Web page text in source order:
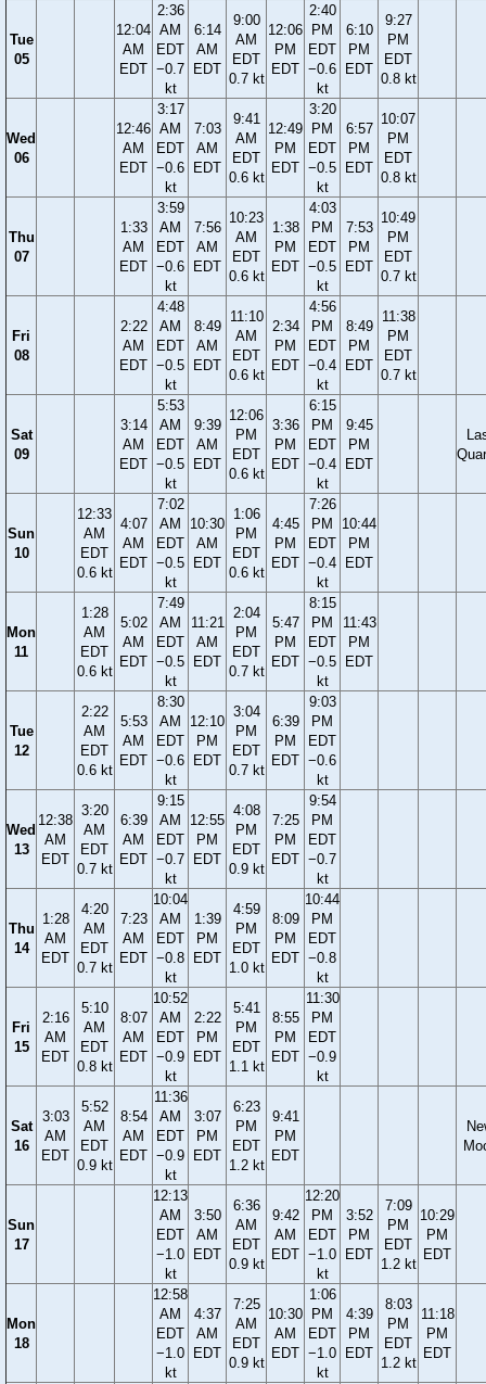
Tue
05
12:04
AM
EDT
2:36
AM
EDT
−0.7
kt
6:14
AM
EDT
9:00
AM
EDT
0.7 kt
12:06
PM
EDT
2:40
PM
EDT
−0.6
kt
6:10
PM
EDT
9:27
PM
EDT
0.8 kt
Wed
06
12:46
AM
EDT
3:17
AM
EDT
−0.6
kt
7:03
AM
EDT
9:41
AM
EDT
0.6 kt
12:49
PM
EDT
3:20
PM
EDT
−0.5
kt
6:57
PM
EDT
10:07
PM
EDT
0.8 kt
Thu
07
1:33
AM
EDT
3:59
AM
EDT
−0.6
kt
7:56
AM
EDT
10:23
AM
EDT
0.6 kt
1:38
PM
EDT
4:03
PM
EDT
−0.5
kt
7:53
PM
EDT
10:49
PM
EDT
0.7 kt
Fri
08
2:22
AM
EDT
4:48
AM
EDT
−0.5
kt
8:49
AM
EDT
11:10
AM
EDT
0.6 kt
2:34
PM
EDT
4:56
PM
EDT
−0.4
kt
8:49
PM
EDT
11:38
PM
EDT
0.7 kt
Sat
09
3:14
AM
EDT
5:53
AM
EDT
−0.5
kt
9:39
AM
EDT
12:06
PM
EDT
0.6 kt
3:36
PM
EDT
6:15
PM
EDT
−0.4
kt
9:45
PM
EDT
Sun
10
12:33
AM
EDT
0.6 kt
4:07
AM
EDT
7:02
AM
EDT
−0.5
kt
10:30
AM
EDT
1:06
PM
EDT
0.6 kt
4:45
PM
EDT
7:26
PM
EDT
−0.4
kt
10:44
PM
EDT
Mon
11
1:28
AM
EDT
0.6 kt
5:02
AM
EDT
7:49
AM
EDT
−0.5
kt
11:21
AM
EDT
2:04
PM
EDT
0.7 kt
5:47
PM
EDT
8:15
PM
EDT
−0.5
kt
11:43
PM
EDT
Tue
12
2:22
AM
EDT
0.6 kt
5:53
AM
EDT
8:30
AM
EDT
−0.6
kt
12:10
PM
EDT
3:04
PM
EDT
0.7 kt
6:39
PM
EDT
9:03
PM
EDT
−0.6
kt
Wed
13
12:38
AM
EDT
3:20
AM
EDT
0.7 kt
6:39
AM
EDT
9:15
AM
EDT
−0.7
kt
12:55
PM
EDT
4:08
PM
EDT
0.9 kt
7:25
PM
EDT
9:54
PM
EDT
−0.7
kt
Thu
14
1:28
AM
EDT
4:20
AM
EDT
0.7 kt
7:23
AM
EDT
10:04
AM
EDT
−0.8
kt
1:39
PM
EDT
4:59
PM
EDT
1.0 kt
8:09
PM
EDT
10:44
PM
EDT
−0.8
kt
Fri
15
2:16
AM
EDT
5:10
AM
EDT
0.8 kt
8:07
AM
EDT
10:52
AM
EDT
−0.9
kt
2:22
PM
EDT
5:41
PM
EDT
1.1 kt
8:55
PM
EDT
11:30
PM
EDT
−0.9
kt
Sat
16
3:03
AM
EDT
5:52
AM
EDT
0.9 kt
8:54
AM
EDT
11:36
AM
EDT
−0.9
kt
3:07
PM
EDT
6:23
PM
EDT
1.2 kt
9:41
PM
EDT
Sun
17
12:13
AM
EDT
−1.0
kt
3:50
AM
EDT
6:36
AM
EDT
0.9 kt
9:42
AM
EDT
12:20
PM
EDT
−1.0
kt
3:52
PM
EDT
7:09
PM
EDT
1.2 kt
10:29
PM
EDT
Mon
18
12:58
AM
EDT
−1.0
kt
4:37
AM
EDT
7:25
AM
EDT
0.9 kt
10:30
AM
EDT
1:06
PM
EDT
−1.0
kt
4:39
PM
EDT
8:03
PM
EDT
1.2 kt
11:18
PM
EDT